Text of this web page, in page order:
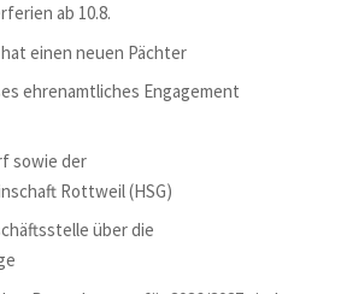
ab 10.8.
einen neuen Pächter
ehrenamtliches Engagement
sowie der
Rottweil (HSG)
über die